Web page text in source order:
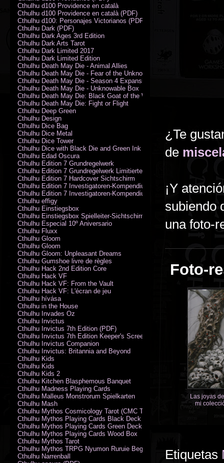
¿Te
de
¡Y
subiendo
una foto-
Foto-
Las joyas
mi
Etiquetas
Cthulhu d100 Providence en català
Cthulhu d100 Providence en català (PDF)
Cthulhu d100: Personajes Victorianos (PDF)
Cthulhu Dark (PDF)
Cthulhu Dark Ages 3rd Edition
Cthulhu Dark Arts Tarot
Cthulhu Dark Limited 2017
Cthulhu Dark Limited Edition
Cthulhu Death May Die - Animal Allies
Cthulhu Death May Die - Fear of the Unknown
Cthulhu Death May Die - Season 4 Expansion
Cthulhu Death May Die - Unknowable Box
Cthulhu Death May Die: Black Goat of the Woods
Cthulhu Death May Die: Fight or Flight
Cthulhu Deep Green
Cthulhu Design
Cthulhu Dice Bag
Cthulhu Dice Metal
Cthulhu Dice Tower
Cthulhu Dice with Black Die and Green Ink
Cthulhu Edad Oscura
Cthulhu Edition 7 Grundregelwerk
Cthulhu Edition 7 Grundregelwerk Limitierte Edition
Cthulhu Edition 7 Hardcover Sichtschirm
Cthulhu Edition 7 Investigatoren-Kompendium
Cthulhu Edition 7 Investigatoren-Kompendium Limitierte Edition
Cthulhu effigy
Cthulhu Einstiegsbox
Cthulhu Einstiegsbox Spielleiter-Sichtschirm
Cthulhu Especial 10º Aniversario
Cthulhu Fluxx
Cthulhu Gloom
Cthulhu Gloom
Cthulhu Gloom: Unpleasant Dreams
Cthulhu Gumshoe livre de règles
Cthulhu Hack 2nd Edition Core
Cthulhu Hack VF
Cthulhu Hack VF: From the Vault
Cthulhu Hack VF: L'écran de jeu
Cthulhu hívása
Cthulhu in the House
Cthulhu Invades Oz
Cthulhu Invictus
Cthulhu Invictus 7th Edition (PDF)
Cthulhu Invictus 7th Edition Keeper's Screen
Cthulhu Invictus Companion
Cthulhu Invictus: Britannia and Beyond
Cthulhu Kids
Cthulhu Kids
Cthulhu Kids 2
Cthulhu Kitchen Blasphemous Banquet
Cthulhu Madness Playing Cards
Cthulhu Malleus Monstrorum Spielkarten
Cthulhu Mash
Cthulhu Mythos Cosmicology Tarot (CMC Tarot - Old Whispers)
Cthulhu Mythos Playing Cards Black Deck
Cthulhu Mythos Playing Cards Green Deck
Cthulhu Mythos Playing Cards Wood Box
Cthulhu Mythos Tarot
Cthulhu Mythos TRPG Nyumon Ruruie Beginners
Cthulhu Narrenball